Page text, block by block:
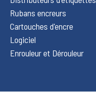
Rubans encreurs
Cartouches d'encre
Logiciel
Enrouleur et Dérouleur